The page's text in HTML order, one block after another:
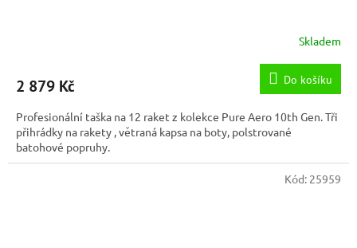
Skladem
2 879 Kč Do košíku
Profesionální taška na 12 raket z kolekce Pure Aero 10th Gen. Tři
přihrádky na rakety , větraná kapsa na boty, polstrované
batohové popruhy.
Kód: 25959